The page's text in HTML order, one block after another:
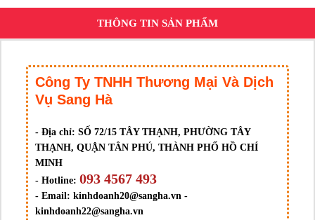
THÔNG TIN SẢN PHẨM
Công Ty TNHH Thương Mại Và Dịch
Vụ Sang Hà
- Địa chỉ: SỐ 72/15 TÂY THẠNH, PHƯỜNG TÂY
THẠNH, QUẬN TÂN PHÚ, THÀNH PHỐ HỒ CHÍ
MINH
- Hotline: 093 4567 493
- Email: kinhdoanh20@sangha.vn -
kinhdoanh22@sangha.vn